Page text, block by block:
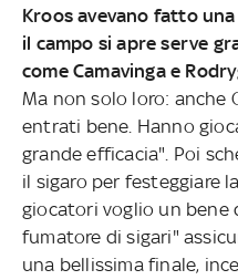
Kroos avevano fatto
il campo si apre serve
come Camavinga e
Ma non solo loro: anche
entrati bene. Hanno
grande efficacia". Poi
il sigaro per festeggiare
giocatori voglio un bene
fumatore di sigari"
una bellissima finale,